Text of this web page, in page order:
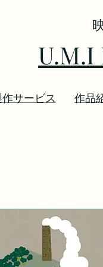
サービス 作品